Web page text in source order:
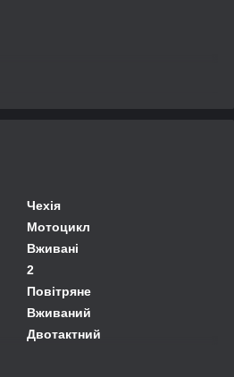
Чехія
Мотоцикл
Вживані
2
Повітряне
Вживаний
Двотактний